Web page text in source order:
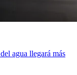
agua llegará más